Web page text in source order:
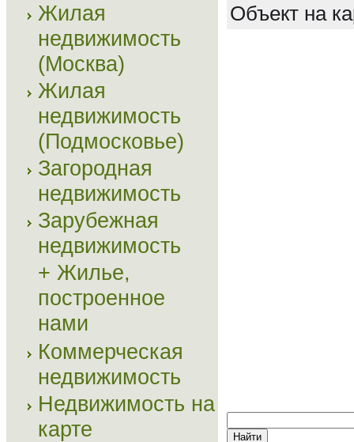
Жилая
недвижимость
(Москва)
Жилая
недвижимость
(Подмосковье)
Загородная
недвижимость
Зарубежная
недвижимость
+ Жилье,
построенное
нами
Коммерческая
недвижимость
Недвижимость на
карте
Объект на